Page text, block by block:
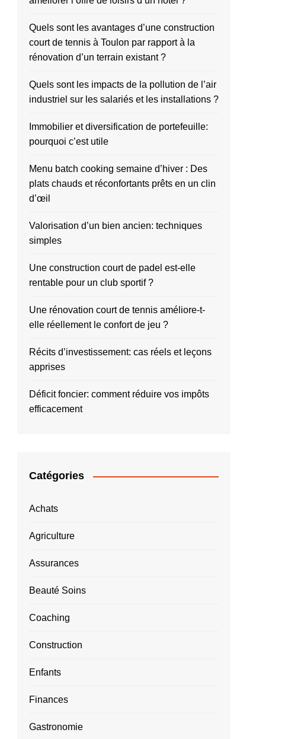
Quels sont les avantages d’une construction
court de tennis à Toulon par rapport à la
rénovation d’un terrain existant ?
Quels sont les impacts de la pollution de l’air
industriel sur les salariés et les installations ?
Immobilier et diversification de portefeuille:
pourquoi c’est utile
Menu batch cooking semaine d’hiver : Des
plats chauds et réconfortants prêts en un clin
d’œil
Valorisation d’un bien ancien: techniques
simples
Une construction court de padel est-elle
rentable pour un club sportif ?
Une rénovation court de tennis améliore-t-
elle réellement le confort de jeu ?
Récits d’investissement: cas réels et leçons
apprises
Déficit foncier: comment réduire vos impôts
efficacement
Catégories
Achats
Agriculture
Assurances
Beauté Soins
Coaching
Construction
Enfants
Finances
Gastronomie